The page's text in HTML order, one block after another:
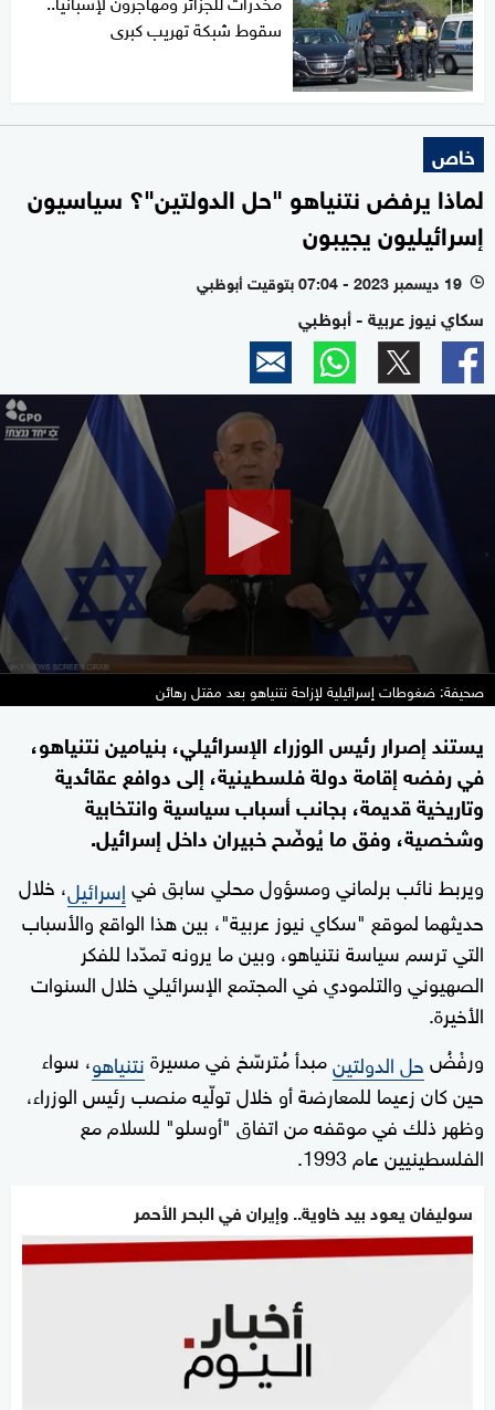
سقوط شبكة تهريب كبرى
خاص
لماذا يرفض نتنياهو "حل الدولتين"؟ سياسيون
إسرائيليون يجيبون
l 19 ديسمبر 2023 - 07:04 بتوقيت أبوظبي
سكاي نيوز عربية - أبوظبي
0
seconds
of
minutes,
seconds
صحيفة: ضغوطات إسرائيلية لإزاحة نتنياهو بعد مقتل رهائن
يستند إصرار رئيس الوزراء الإسرائيلي، بنيامين نتنياهو،
في رفضه إقامة دولة فلسطينية، إلى دوافع عقائدية
وتاريخية قديمة، بجانب أسباب سياسية وانتخابية
وشخصية، وفق ما يُوضّح خبيران داخل إسرائيل.
ويربط نائب برلماني ومسؤول محلي سابق فيإسرائيل، خلال
حديثهما لموقع "سكاي نيوز عربية"، بين هذا الواقع والأسباب
التي ترسم سياسة نتنياهو، وبين ما يرونه تمدّدا للفكر
الصهيوني والتلمودي في المجتمع الإسرائيلي خلال السنوات
الأخيرة.
ورفْضُحل الدولتينمبدأ مُترسّخ في مسيرةنتنياهو، سواء
حين كان زعيما للمعارضة أو خلال تولّيه منصب رئيس الوزراء،
وظهر ذلك في موقفه من اتفاق "أوسلو" للسلام مع
الفلسطينيين عام 1993.
سوليفان يعود بيد خاوية.. وإيران في البحر الأحمر